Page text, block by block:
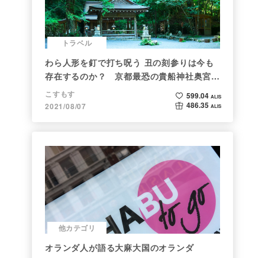
トラベル
わら人形を釘で打ち呪う 丑の刻参りは今も
存在するのか？ 京都最恐の貴船神社奥宮を
調べた
こすもす
2021/08/07
599.04 ALIS
486.35 ALIS
他カテゴリ
オランダ人が語る大麻大国のオランダ